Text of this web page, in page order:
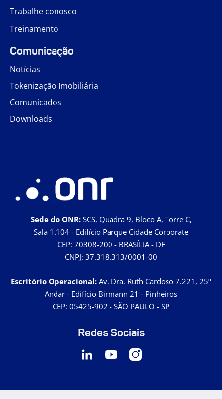
Trabalhe conosco
Treinamento
Comunicação
Notícias
Tokenização Imobiliária
Comunicados
Downloads
Sede do ONR:SCS, Quadra 9, Bloco A, Torre C,
Sala 1.104 - Edifício Parque Cidade Corporate
CEP: 70308-200 - BRASÍLIA - DF
CNPJ: 37.318.313/0001-00
Escritório Operacional: Av. Dra. Ruth Cardoso 7.221, 25º
Andar - Edifício Birmann 21 - Pinheiros
CEP: 05425-902 - SÃO PAULO - SP
Redes Sociais